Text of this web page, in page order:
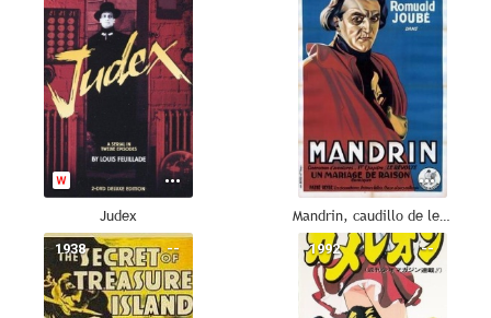
Judex Mandrin, caudillo de leyenda
--
1938 --
1992